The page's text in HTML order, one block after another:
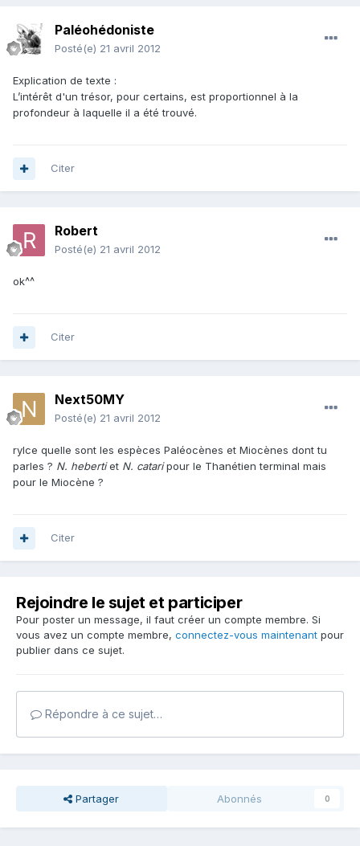
Paléohédoniste
Posté(e) 21 avril 2012
Explication de texte :
L’intérêt d'un trésor, pour certains, est proportionnel à la
profondeur à laquelle il a été trouvé.
Citer
Robert
Posté(e) 21 avril 2012
ok^^
Citer
Next50MY
Posté(e) 21 avril 2012
rylce quelle sont les espèces Paléocènes et Miocènes dont tu
parles ? N. hebertiet N. cataripour le Thanétien terminal mais
pour le Miocène ?
Citer
Rejoindre le sujet et participer
Pour poster un message, il faut créer un compte membre. Si
vous avez un compte membre, connectez-vous maintenant pour
publier dans ce sujet.
Répondre à ce sujet…
Partager Abonnés 0